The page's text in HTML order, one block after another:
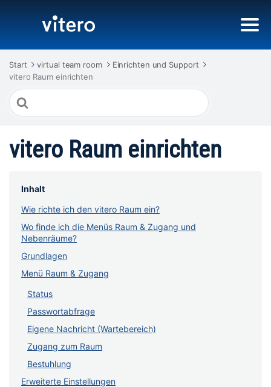
Start virtual team room
Einrichten und Support
vitero Raum einrichten
Suche
nach
vitero Raum einrichten
Inhalt
Wie richte ich den vitero Raum ein?
Wo finde ich die Menüs Raum & Zugang und
Nebenräume?
Grundlagen
Menü Raum & Zugang
Status
Passwortabfrage
Eigene Nachricht (Wartebereich)
Zugang zum Raum
Bestuhlung
Erweiterte Einstellungen